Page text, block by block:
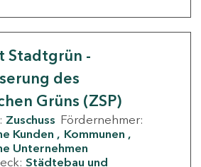
Stadtgrün -
des
Grüns (ZSP)
Zuschuss Fördernehmer:
Kunden
Kommunen
Unternehmen
Städtebau und